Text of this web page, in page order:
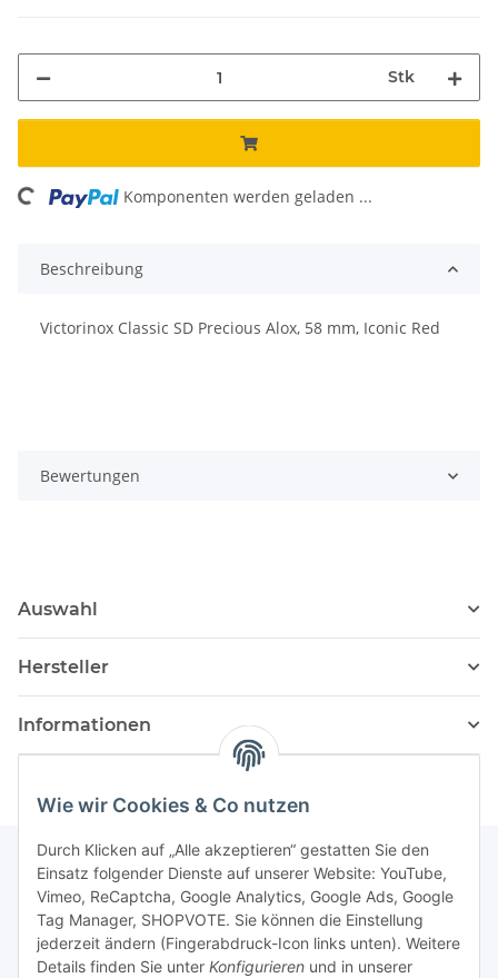
Wie wir Cookies & Co nutzen
Durch Klicken auf „Alle akzeptieren“ gestatten Sie den
Einsatz folgender Dienste auf unserer Website: YouTube,
Vimeo, ReCaptcha, Google Analytics, Google Ads, Google
Tag Manager, SHOPVOTE. Sie können die Einstellung
jederzeit ändern (Fingerabdruck-Icon links unten). Weitere
Details finden Sie unter Konfigurieren und in unserer
Stk
Komponenten werden geladen ...
Beschreibung
Victorinox Classic SD Precious Alox, 58 mm, Iconic Red
Bewertungen
Auswahl
Hersteller
Informationen
Newsletter Abonnieren
Bitte senden Sie mir entsprechend Ihrer